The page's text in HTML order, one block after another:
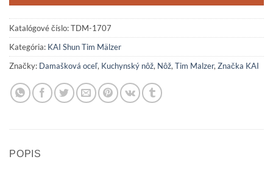
Katalógové číslo:TDM-1707
Kategória: KAI Shun Tim Mälzer
Značky: Damašková oceľ, Kuchynský nôž, Nôž,Tim Malzer,Značka KAI
POPIS